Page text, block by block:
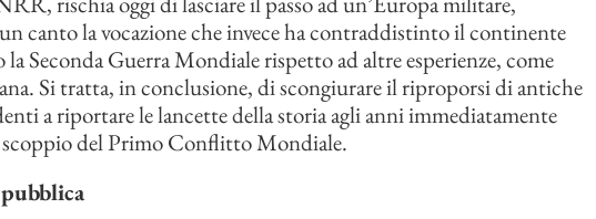
canto la vocazione che invece ha contraddistinto il continente
Seconda Guerra Mondiale rispetto ad altre esperienze, come
Si tratta, in conclusione, di scongiurare il riproporsi di antiche
a riportare le lancette della storia agli anni immediatamente
del Primo Conflitto Mondiale.